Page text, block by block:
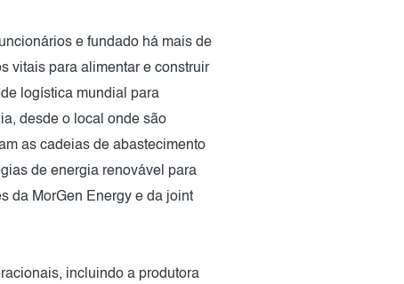
e fundado há mais de
vitais para alimentar e construir
logística mundial para
desde o local onde são
as cadeias de abastecimento
de energia renovável para
da MorGen Energy e da joint
incluindo a produtora